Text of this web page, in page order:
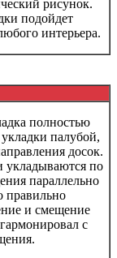
рисунок.
подойдет
интерьера.
полностью
палубой,
досок.
укладываются по
параллельно
правильно
и смещение
с